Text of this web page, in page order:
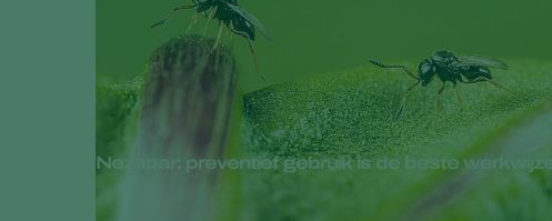
Nezapar: preventief gebruik is de beste